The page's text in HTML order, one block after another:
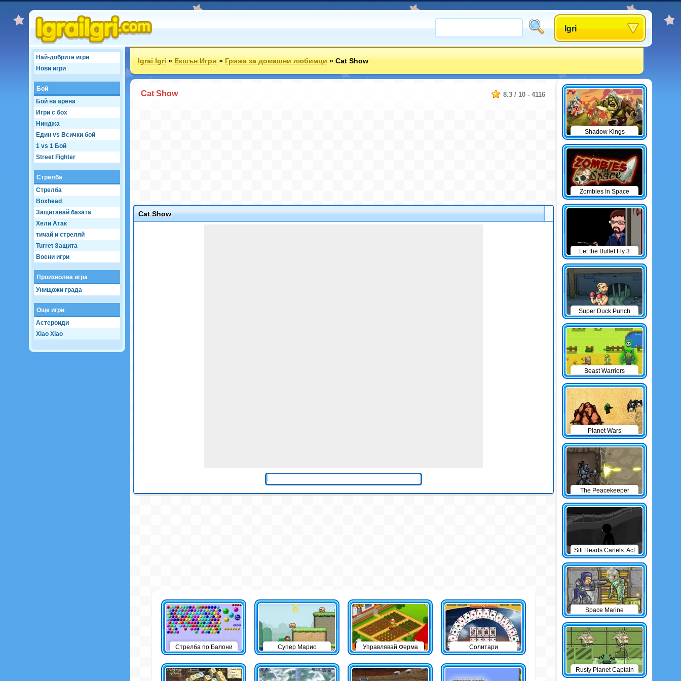
Igri
Най-добрите игри
Нови игри
Бой
Бой на арена
Игри с бох
Нинджа
Един vs Всички бой
1 vs 1 Бой
Street Fighter
Стрелба
Стрелба
Boxhead
Защитавай базата
Хели Атак
тичай и стреляй
Turret Защита
Воени игри
Произволна игра
Унищожи града
Още игри
Астероиди
Xiao Xiao
Igrai Igri»Екшън Игри»Грижа за домашни любимци»Cat Show
8.3 / 10 - 4116
Cat Show
Cat Show
Стрелба по Балони Супер Марио Управлявай Ферма Солитари
Shadow Kings
Zombies In Space
Let the Bullet Fly 3
Super Duck Punch
Beast Warriors
Planet Wars
The Peacekeeper
Sift Heads Cartels: Act
1
Space Marine
Rusty Planet Captain
Zorro